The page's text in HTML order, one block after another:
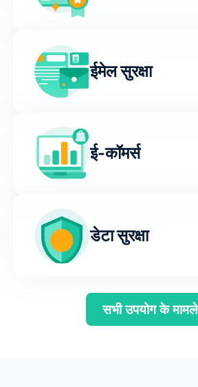
ईमेल सुरक्षा
ई-कॉमर्स
डेटा सुरक्षा
सभी उपयोग के मामले